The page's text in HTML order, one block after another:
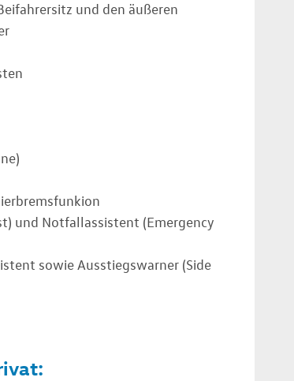
und den äußeren
und Notfallassistent (Emergency
sowie Ausstiegswarner (Side